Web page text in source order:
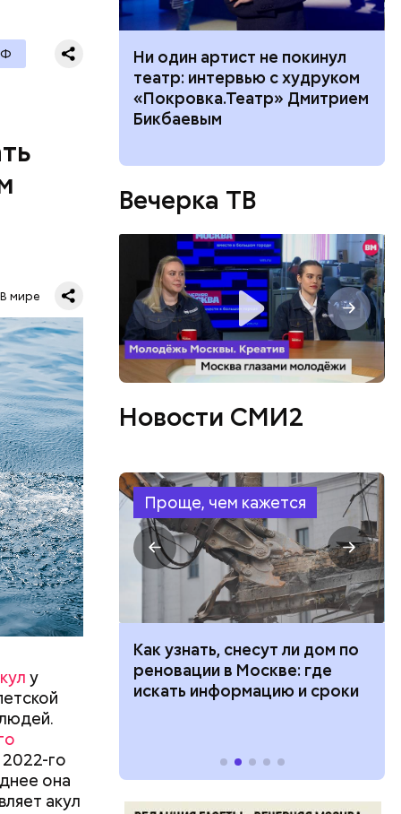
В мире
у
го
она
акул
лет
это
военных
уже не
риска:
Ни один артист не покинул
театр: интервью с худруком
«Покровка.Театр» Дмитрием
Бикбаевым
Вечерка ТВ
Новости СМИ2
Проще, чем кажется
при
кто может
нужны
Как узнать, снесут ли дом по
реновации в Москве: где
искать информацию и сроки